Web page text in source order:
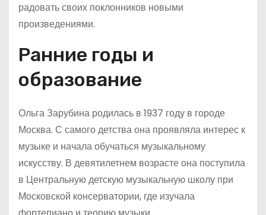
радовать своих поклонников новыми
произведениями.
Ранние годы и
образование
Ольга Зарубина родилась в 1937 году в городе
Москва. С самого детства она проявляла интерес к
музыке и начала обучаться музыкальному
искусству. В девятилетнем возрасте она поступила
в Центральную детскую музыкальную школу при
Московской консерватории, где изучала